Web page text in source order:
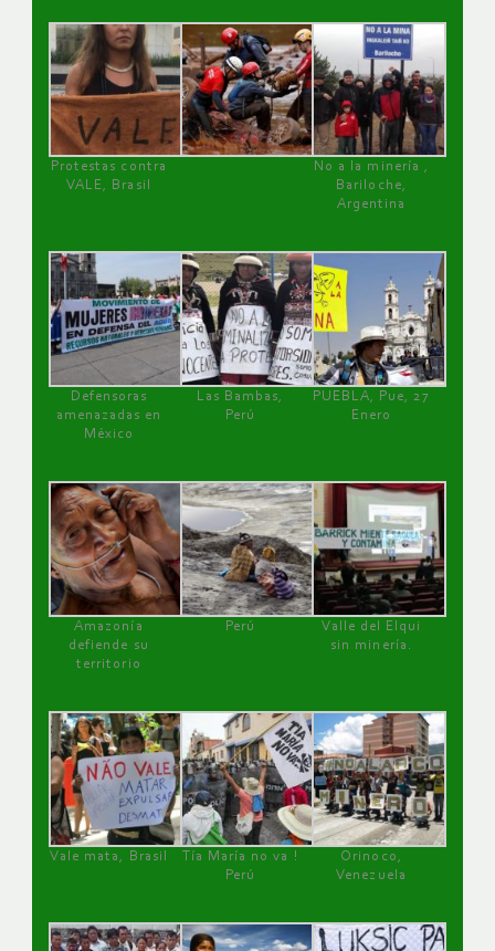
Protestas contra
VALE, Brasil
No a la minería ,
Bariloche,
Argentina
Defensoras
amenazadas en
México
Las Bambas,
Perú
PUEBLA, Pue, 27
Enero
Amazonía
defiende su
territorio
Perú
Valle del Elqui
sin minería.
Vale mata, Brasil
Tía María no va !
Perú
Orinoco,
Venezuela